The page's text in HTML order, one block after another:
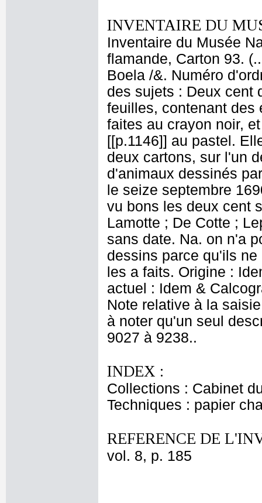
INVENTAIRE DU
Inventaire du Musée
flamande, Carton 93.
Boela /&. Numéro
des sujets : Deux cent
feuilles, contenant des
faites au crayon noir,
[[p.1146]] au pastel.
deux cartons, sur l'un
d'animaux dessinés
le seize septembre
vu bons les deux cent
Lamotte ; De Cotte ;
sans date. Na. on n'a
dessins parce qu'ils
les a faits. Origine :
actuel : Idem &
Note relative à la
à noter qu'un seul
9027 à 9238..
INDEX :
Collections : Cabinet
Techniques : papier
REFERENCE DE
vol. 8, p. 185